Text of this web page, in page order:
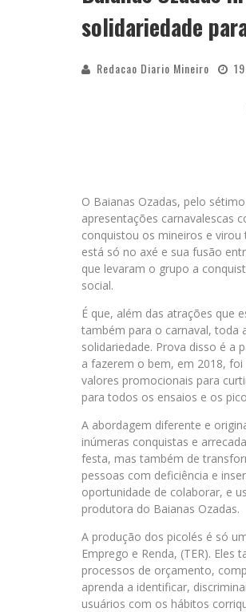
solidariedade
Redacao Diario Mineiro
O Baianas Ozadas, pelo
apresentações carnavalescas
conquistou os mineiros e
está só no axé e sua fusão
que levaram o grupo a
social.
É que, além das atrações que
também para o carnaval, toda
solidariedade. Prova disso é a
a fazerem o bem, em 2018,
valores promocionais para
para todos os ensaios e os
A abordagem diferente e
inúmeras conquistas e
festa, mas também de
pessoas com deficiência e
oportunidade de colaborar, e
produtora do Baianas Ozadas.
A produção dos picolés é só
Emprego e Renda, (TER).
processos de orçamento,
aprenda a identificar,
usuários com os hábitos